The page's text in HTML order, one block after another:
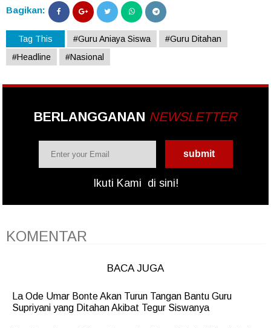
Bagikan:
Tag This #Guru Aniaya Siswa
#Guru Ditahan
#Headline
#Nasional
BERLANGGANAN NEWSLETTER
Ikuti Kami di sini!
KOMENTAR
BACA JUGA
La Ode Umar Bonte Akan Turun Tangan Bantu Guru
Supriyani yang Ditahan Akibat Tegur Siswanya